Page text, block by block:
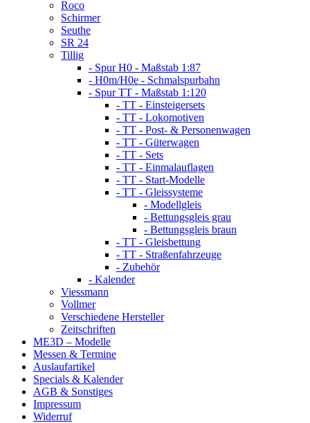
Roco
Schirmer
Seuthe
SR 24
Tillig
- Spur H0 - Maßstab 1:87
- H0m/H0e - Schmalspurbahn
- Spur TT - Maßstab 1:120
- TT - Einsteigersets
- TT - Lokomotiven
- TT - Post- & Personenwagen
- TT - Güterwagen
- TT - Sets
- TT - Einmalauflagen
- TT - Start-Modelle
- TT - Gleissysteme
- Modellgleis
- Bettungsgleis grau
- Bettungsgleis braun
- TT - Gleisbettung
- TT - Straßenfahrzeuge
- Zubehör
- Kalender
Viessmann
Vollmer
Verschiedene Hersteller
Zeitschriften
ME3D – Modelle
Messen & Termine
Auslaufartikel
Specials & Kalender
AGB & Sonstiges
Impressum
Widerruf